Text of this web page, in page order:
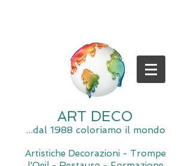
ART DECO
...dal 1988 coloriamo il mondo
Artistiche Decorazioni - Trompe